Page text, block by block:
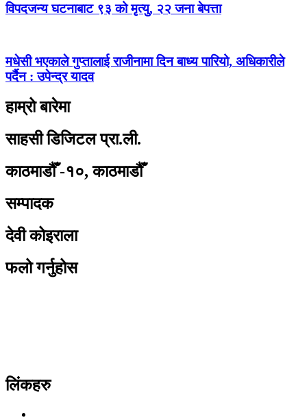
विपदजन्य घटनाबाट ९३ को मृत्यु, २२ जना बेपत्ता
मधेसी भएकाले गुप्तालाई राजीनामा दिन बाध्य पारियो, अधिकारीले
पर्दैन : उपेन्द्र यादव
हाम्रो बारेमा
साहसी डिजिटल प्रा.ली.
काठमाडौँ -१०, काठमाडौँ
सम्पादक
देवी कोइराला
फलो गर्नुहोस
लिंकहरु